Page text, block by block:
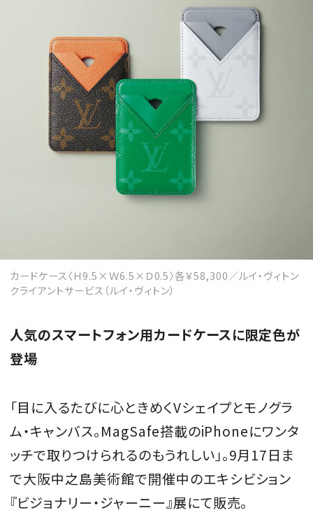
カードケース〈Ｈ9.5×Ｗ6.5×Ｄ0.5〉各￥58,300／ルイ・ヴィトン
クライアントサービス（ルイ・ヴィトン）
人気のスマートフォン用カードケースに限定色が
登場
「目に入るたびに心ときめくVシェイプとモノグラ
ム・キャンバス。MagSafe搭載のiPhoneにワンタ
ッチで取りつけられるのもうれしい」。9月17日ま
で大阪中之島美術館で開催中のエキシビション
『ビジョナリー・ジャーニー』展にて販売。